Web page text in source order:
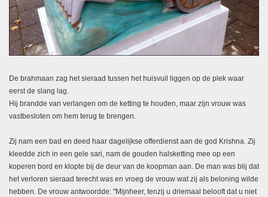
De brahmaan zag het sieraad tussen het huisvuil liggen op de plek waar
eerst de slang lag.
Hij brandde van verlangen om de ketting te houden, maar zijn vrouw was
vastbesloten om hem terug te brengen.
Zij nam een bad en deed haar dagelijkse offerdienst aan de god Krishna. Zij
kleedde zich in een gele sari, nam de gouden halsketting mee op een
koperen bord en klopte bij de deur van de koopman aan. De man was blij dat
het verloren sieraad terecht was en vroeg de vrouw wat zij als beloning wilde
hebben. De vrouw antwoordde: "Mijnheer, tenzij u driemaal belooft dat u niet